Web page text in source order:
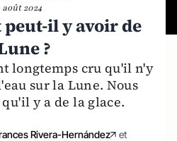
août 2024
il y avoir de
?
longtemps cru qu'il n'y
sur la Lune. Nous
y a de la glace.
Rivera-Hernández
et